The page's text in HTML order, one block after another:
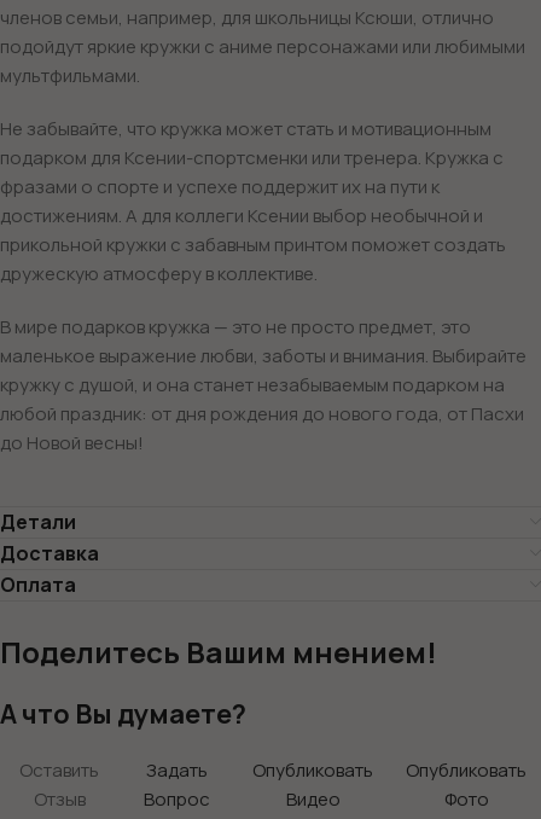
членов семьи, например, для школьницы Ксюши, отлично
подойдут яркие кружки с аниме персонажами или любимыми
мультфильмами.
Не забывайте, что кружка может стать и мотивационным
подарком для Ксении-спортсменки или тренера. Кружка с
фразами о спорте и успехе поддержит их на пути к
достижениям. А для коллеги Ксении выбор необычной и
прикольной кружки с забавным принтом поможет создать
дружескую атмосферу в коллективе.
В мире подарков кружка — это не просто предмет, это
маленькое выражение любви, заботы и внимания. Выбирайте
кружку с душой, и она станет незабываемым подарком на
любой праздник: от дня рождения до нового года, от Пасхи
до Новой весны!
Детали
Доставка
Оплата
Поделитесь Вашим мнением!
А что Вы думаете?
Оставить
Отзыв
Задать
Вопрос
Опубликовать
Видео
Опубликовать
Фото